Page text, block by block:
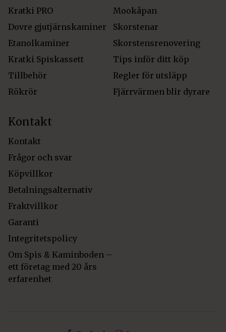
Kratki PRO
Dovre gjutjärnskaminer
Etanolkaminer
Kratki Spiskassett
Tillbehör
Rökrör
Mookåpan
Skorstenar
Skorstensrenovering
Tips inför ditt köp
Regler för utsläpp
Fjärrvärmen blir dyrare
Kontakt
Kontakt
Frågor och svar
Köpvillkor
Betalningsalternativ
Fraktvillkor
Garanti
Integritetspolicy
Om Spis & Kaminboden –
ett företag med 20 års
erfarenhet